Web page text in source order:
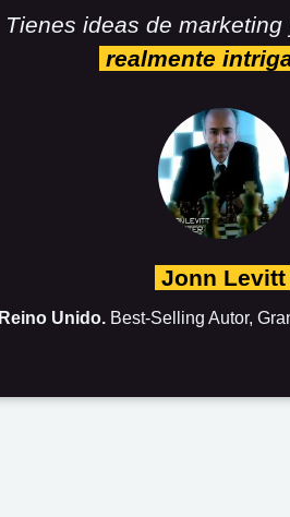
Tienes ideas de
realmente
Jonn Levitt
Reino Unido. Best-Selling Autor,